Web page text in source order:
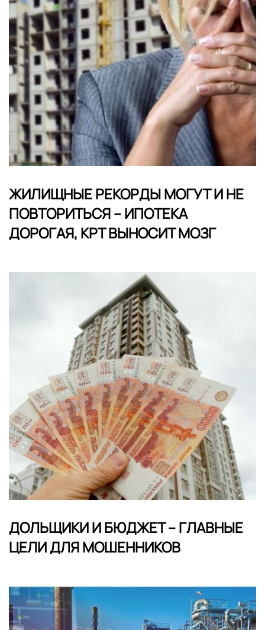
ЖИЛИЩНЫЕ РЕКОРДЫ МОГУТ И НЕ
ПОВТОРИТЬСЯ – ИПОТЕКА
ДОРОГАЯ, КРТ ВЫНОСИТ МОЗГ
ДОЛЬЩИКИ И БЮДЖЕТ – ГЛАВНЫЕ
ЦЕЛИ ДЛЯ МОШЕННИКОВ